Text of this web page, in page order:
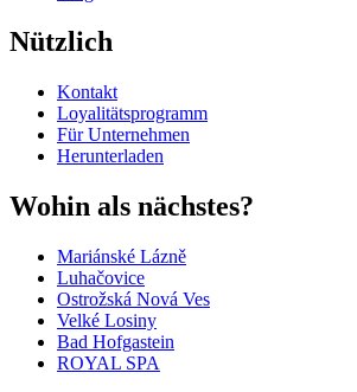
Nützlich
Kontakt
Loyalitätsprogramm
Für Unternehmen
Herunterladen
Wohin als nächstes?
Mariánské Lázně
Luhačovice
Ostrožská Nová Ves
Velké Losiny
Bad Hofgastein
ROYAL SPA